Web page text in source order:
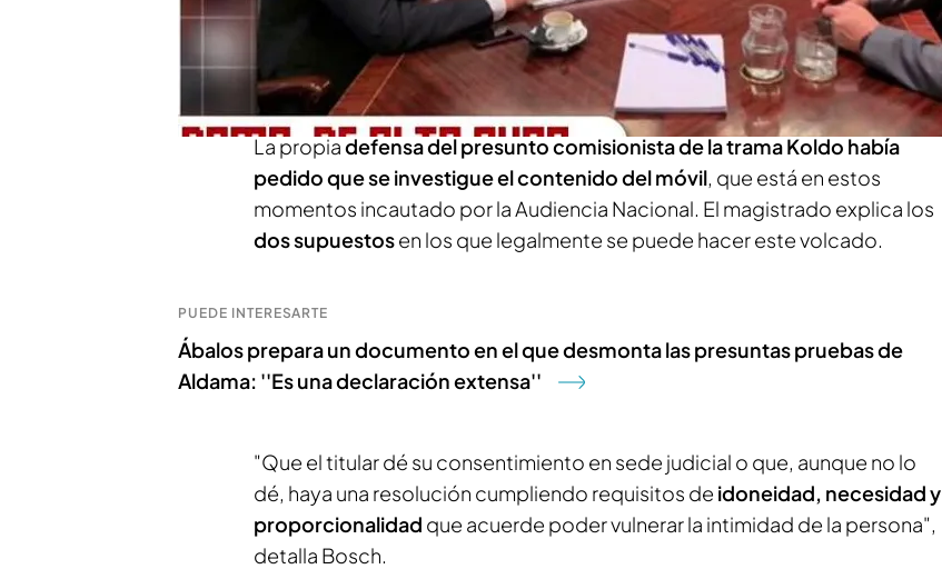
teléfono móvil de Aldama? El magistrado Joaquim Boshc ha asegurado
'Todo es Mentira'que es una decisión "habitual" ya que el acceso al
teléfono "vulnera el derecho a la intimidad de la persona".
La propiadefensa del presunto comisionista de la trama Koldo había
pedido que se investigue el contenido del móvil, que está en estos
momentos incautado por la Audiencia Nacional. El magistrado explica los
dos supuestosen los que legalmente se puede hacer este volcado.
PUEDE INTERESARTE
Ábalos prepara un documento en el que desmonta las presuntas pruebas de
Aldama: ''Es una declaración extensa''
"Que el titular dé su consentimiento en sede judicial o que, aunque no lo
dé, haya una resolución cumpliendo requisitos de idoneidad, necesidad y
proporcionalidad que acuerde poder vulnerar la intimidad de la persona",
detalla Bosch.